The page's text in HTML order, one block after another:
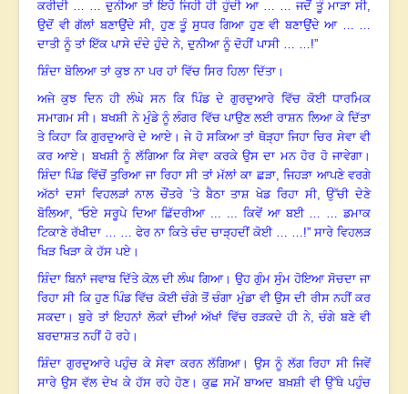
ਕਰੀਦੀ … … ਦੁਨੀਆ ਤਾਂ ਇਹੋ ਜਿਹੀ ਹੀ ਹੁੰਦੀ ਆ … … ਜਦੋਂ ਤੂੰ ਮਾੜਾ ਸੀ,
ਉਦੋਂ ਵੀ ਗੱਲਾਂ ਬਣਾਉਂਦੇ ਸੀ, ਹੁਣ ਤੂੰ ਸੁਧਰ ਗਿਆ ਹੁਣ ਵੀ ਬਣਾਉਂਦੇ ਆ … …
ਦਾਤੀ ਨੂੰ ਤਾਂ ਇੱਕ ਪਾਸੇ ਦੰਦੇ ਹੁੰਦੇ ਨੇ, ਦੁਨੀਆ ਨੂੰ ਦੋਹੀਂ ਪਾਸੀ … …!”
ਸ਼ਿੰਦਾ ਬੋਲਿਆ ਤਾਂ ਕੁਝ ਨਾ ਪਰ ਹਾਂ ਵਿੱਚ ਸਿਰ ਹਿਲਾ ਦਿੱਤਾ ।
ਅਜੇ ਕੁਝ ਦਿਨ ਹੀ ਲੰਘੇ ਸਨ ਕਿ ਪਿੰਡ ਦੇ ਗੁਰਦੁਆਰੇ ਵਿੱਚ ਕੋਈ ਧਾਰਮਿਕ
ਸਮਾਗਮ ਸੀ।ਬਖਸ਼ੀ ਨੇ ਮੁੰਡੇ ਨੂੰ ਲੰਗਰ ਵਿੱਚ ਪਾਉਣ ਲਈ ਰਾਸ਼ਨ ਲਿਆ ਕੇ ਦਿੱਤਾ
ਤੇ ਕਿਹਾ ਕਿ ਗੁਰਦੁਆਰੇ ਦੇ ਆਏ।ਜੇ ਹੋ ਸਕਿਆ ਤਾਂ ਥੋੜ੍ਹਾ ਜਿਹਾ ਚਿਰ ਸੇਵਾ ਵੀ
ਕਰ ਆਏ । ਬਖਸ਼ੀ ਨੂੰ ਲੱਗਿਆ ਕਿ ਸੇਵਾ ਕਰਕੇ ਉਸ ਦਾ ਮਨ ਹੋਰ ਹੋ ਜਾਵੇਗਾ ।
ਸ਼ਿੰਦਾ ਪਿੰਡ ਵਿੱਚੋਂ ਤੁਰਿਆ ਜਾ ਰਿਹਾ ਸੀ ਤਾਂ ਮੱਲਾਂ ਕਾ ਛੜਾ, ਜਿਹੜਾ ਆਪਣੇ ਵਰਗੇ
ਅੱਠਾਂ ਦਸਾਂ ਵਿਹਲੜਾਂ ਨਾਲ ਚੌਂਤਰੇ ’ਤੇ ਬੈਠਾ ਤਾਸ਼ ਖੇਡ ਰਿਹਾ ਸੀ,ਉੱਚੀ ਦੇਣੇ
ਬੋਲਿਆ, “ਓਏ ਸਰੂਪੇ ਦਿਆ ਛਿੱਦਰੀਆ ... ... ਕਿਵੇਂ ਆ ਬਈ … … ਡਮਾਕ
ਟਿਕਾਣੇ ਰੱਖੀਦਾ … … ਫੇਰ ਨਾ ਕਿਤੇ ਚੰਦ ਚਾੜ੍ਹਦੀਂ ਕੋਈ … …!” ਸਾਰੇ ਵਿਹਲੜ
ਖਿੜ ਖਿੜਾ ਕੇ ਹੱਸ ਪਏ ।
ਸ਼ਿੰਦਾ ਬਿਨਾਂ ਜਵਾਬ ਦਿੱਤੇ ਕੋਲ਼ ਦੀ ਲੰਘ ਗਿਆ। ਉਹ ਗੁੰਮ ਸੁੰਮ ਹੋਇਆ ਸੋਚਦਾ ਜਾ
ਰਿਹਾ ਸੀ ਕਿ ਹੁਣ ਪਿੰਡ ਵਿੱਚ ਕੋਈ ਚੰਗੇ ਤੋਂ ਚੰਗਾ ਮੁੰਡਾ ਵੀ ਉਸ ਦੀ ਰੀਸ ਨਹੀਂ ਕਰ
ਸਕਦਾ ।ਬੁਰੇ ਤਾਂ ਇਹਨਾਂ ਲੋਕਾਂ ਦੀਆਂ ਅੱਖਾਂ ਵਿੱਚ ਰੜਕਦੇ ਹੀ ਨੇ,ਚੰਗੇ ਬਣੇ ਵੀ
ਬਰਦਾਸ਼ਤ ਨਹੀਂ ਹੋ ਰਹੇ ।
ਸ਼ਿੰਦਾ ਗੁਰਦੁਆਰੇ ਪਹੁੰਚ ਕੇ ਸੇਵਾ ਕਰਨ ਲੱਗਿਆ। ਉਸ ਨੂੰ ਲੱਗ ਰਿਹਾ ਸੀ ਜਿਵੇਂ
ਸਾਰੇ ਉਸ ਵੱਲ ਦੇਖ ਕੇ ਹੱਸ ਰਹੇ ਹੋਣ।ਕੁਛ ਸਮੇਂ ਬਾਅਦ ਬਖ਼ਸ਼ੀ ਵੀ ਉੱਥੇ ਪਹੁੰਚ